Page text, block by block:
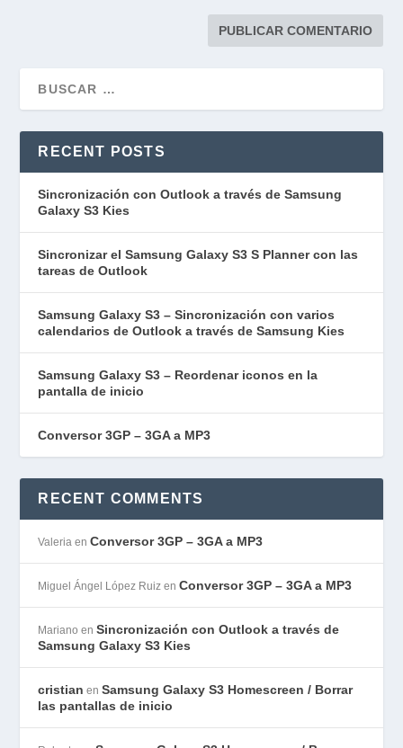
RECENT POSTS
Sincronización con Outlook a través de Samsung
Galaxy S3 Kies
Sincronizar el Samsung Galaxy S3 S Planner con las
tareas de Outlook
Samsung Galaxy S3 – Sincronización con varios
calendarios de Outlook a través de Samsung Kies
Samsung Galaxy S3 – Reordenar iconos en la
pantalla de inicio
Conversor 3GP – 3GA a MP3
RECENT COMMENTS
Valeria enConversor 3GP – 3GA a MP3
Miguel Ángel López Ruiz enConversor 3GP – 3GA a MP3
Mariano enSincronización con Outlook a través de
Samsung Galaxy S3 Kies
cristian enSamsung Galaxy S3 Homescreen / Borrar
las pantallas de inicio